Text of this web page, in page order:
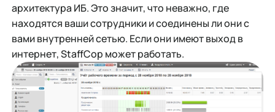
архитектура ИБ. Это значит, что неважно, где
находятся ваши сотрудники и соединены ли они с
вами внутренней сетью. Если они имеют выход в
интернет, StaffCop может работать.